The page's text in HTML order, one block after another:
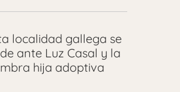
localidad gallega se
ante Luz Casal y la
hija adoptiva